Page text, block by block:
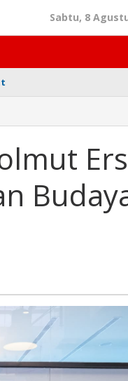
Sabtu, 8